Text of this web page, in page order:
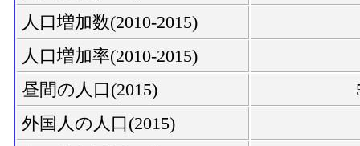
人口増加数(2010-2015)
人口増加率(2010-2015)
昼間の人口(2015)
外国人の人口(2015)